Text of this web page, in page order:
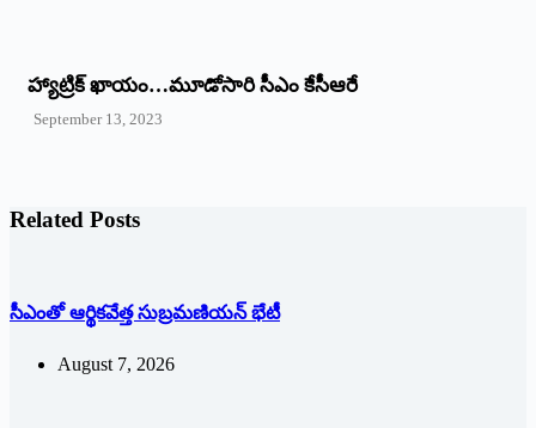
హ్యాట్రిక్‌ ‌ఖాయం…మూడోసారి సీఎం కేసీఆరే
September 13, 2023
Related Posts
సీఎంతో ఆర్థికవేత్త సుబ్రమణియన్ భేటీ
August 7, 2026